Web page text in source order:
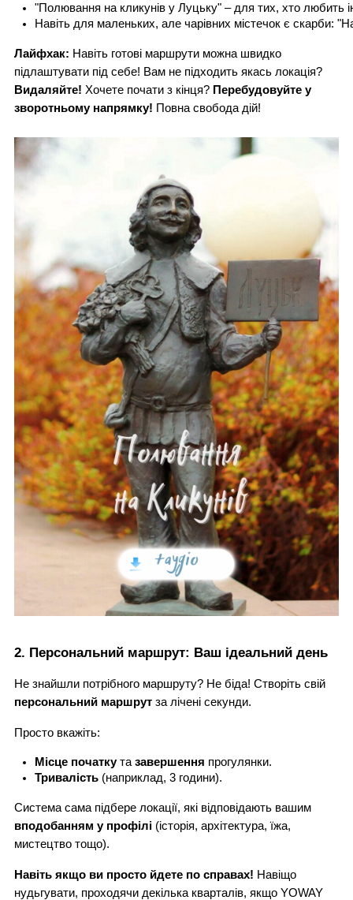
"Полювання на кликунів у Луцьку" – для тих, хто любить
Навіть для маленьких, але чарівних містечок є скарби: "
Лайфхак: Навіть готові маршрути можна швидко
підлаштувати під себе! Вам не підходить якась локація?
Видаляйте! Хочете почати з кінця? Перебудовуйте у
зворотньому напрямку! Повна свобода дій!
2. Персональний маршрут: Ваш ідеальний день
Не знайшли потрібного маршруту? Не біда! Створіть свій
персональний маршрут за лічені секунди.
Просто вкажіть:
Місце початку та завершення прогулянки.
Тривалість (наприклад, 3 години).
Система сама підбере локації, які відповідають вашим
вподобанням у профілі (історія, архітектура, їжа,
мистецтво тощо).
Навіть якщо ви просто йдете по справах! Навіщо
нудьгувати, проходячи декілька кварталів, якщо YOWAY